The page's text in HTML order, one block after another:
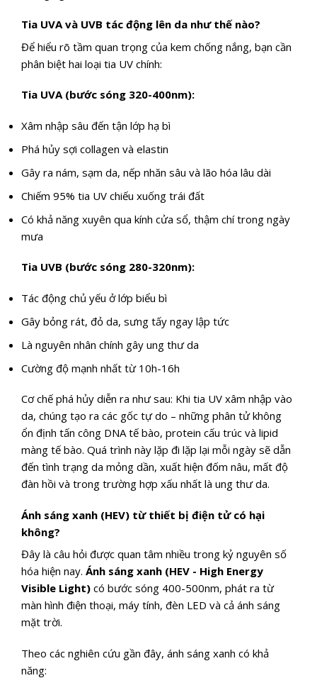
Tia UVA và UVB tác động lên da như thế nào?
Để hiểu rõ tầm quan trọng của kem chống nắng, bạn cần
phân biệt hai loại tia UV chính:
Tia UVA (bước sóng 320-400nm):
Xâm nhập sâu đến tận lớp hạ bì
Phá hủy sợi collagen và elastin
Gây ra nám, sạm da, nếp nhăn sâu và lão hóa lâu dài
Chiếm 95% tia UV chiếu xuống trái đất
Có khả năng xuyên qua kính cửa sổ, thậm chí trong ngày
mưa
Tia UVB (bước sóng 280-320nm):
Tác động chủ yếu ở lớp biểu bì
Gây bỏng rát, đỏ da, sưng tấy ngay lập tức
Là nguyên nhân chính gây ung thư da
Cường độ mạnh nhất từ 10h-16h
Cơ chế phá hủy diễn ra như sau: Khi tia UV xâm nhập vào
da, chúng tạo ra các gốc tự do – những phân tử không
ổn định tấn công DNA tế bào, protein cấu trúc và lipid
màng tế bào. Quá trình này lặp đi lặp lại mỗi ngày sẽ dẫn
đến tình trạng da mỏng dần, xuất hiện đốm nâu, mất độ
đàn hồi và trong trường hợp xấu nhất là ung thư da.
Ánh sáng xanh (HEV) từ thiết bị điện tử có hại
không?
Đây là câu hỏi được quan tâm nhiều trong kỷ nguyên số
hóa hiện nay. Ánh sáng xanh (HEV - High Energy
Visible Light) có bước sóng 400-500nm, phát ra từ
màn hình điện thoại, máy tính, đèn LED và cả ánh sáng
mặt trời.
Theo các nghiên cứu gần đây, ánh sáng xanh có khả
năng: